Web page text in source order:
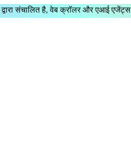
द्वारा संचालित है,वेब क्रॉलरऔरएआई एजेंट्स